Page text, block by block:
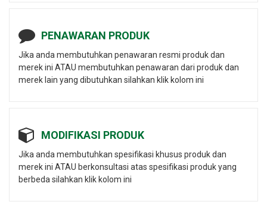
PENAWARAN PRODUK
Jika anda membutuhkan penawaran resmi produk dan
merek ini ATAU membutuhkan penawaran dari produk dan
merek lain yang dibutuhkan silahkan klik kolom ini
MODIFIKASI PRODUK
Jika anda membutuhkan spesifikasi khusus produk dan
merek ini ATAU berkonsultasi atas spesifikasi produk yang
berbeda silahkan klik kolom ini